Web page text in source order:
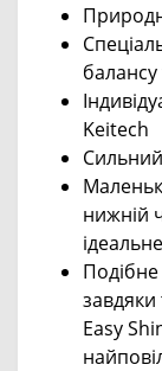
балансу
Keitech
нижній
завдяки
Easy